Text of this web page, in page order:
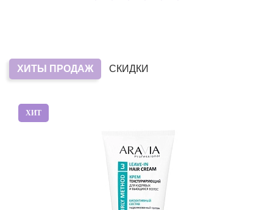
ХИТЫ ПРОДАЖ СКИДКИ
ХИТ